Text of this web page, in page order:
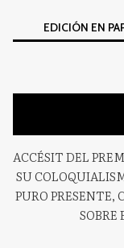
EDICIÓN EN
ACCÉSIT DEL
SU
PURO PRESENTE,
SOBRE